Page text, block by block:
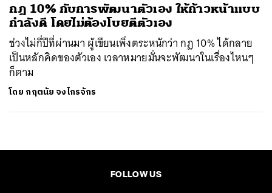
กฎ 10% กับการพัฒนาตัวเอง ให้ก้าวหน้าแบบ
กำลังดี โดยไม่ต้องโบยตีตัวเอง
ช่วงไม่กี่ปีที่ผ่านมา ผู้เขียนเพิ่งตระหนักว่า กฎ 10% ได้กลาย
เป็นหลักคิดของตัวเอง เวลาหมายมั่นจะพัฒนาในเรื่องไหนๆ
ก็ตาม
โดย กฤตนัย จงไกรจักร
FOLLOW US